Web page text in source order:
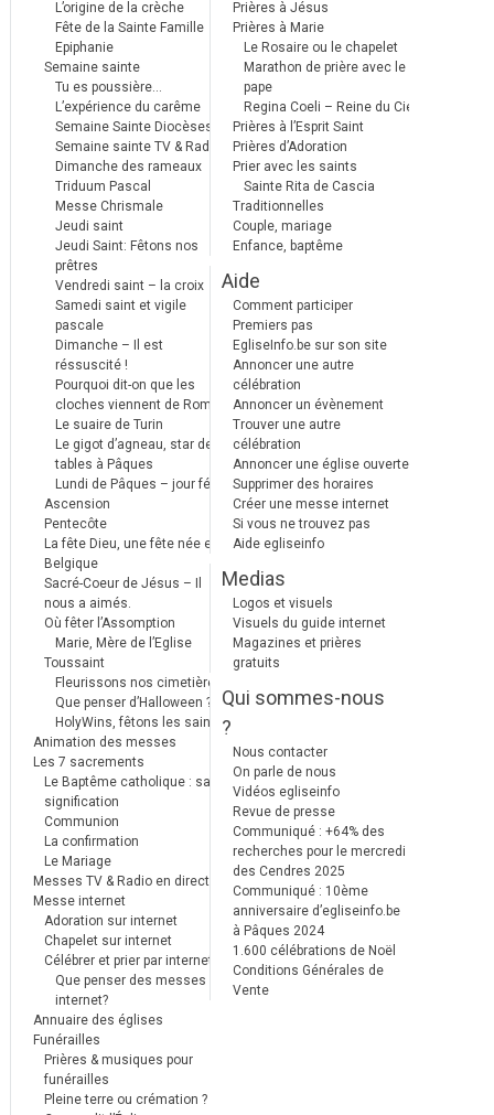
L’origine de la crèche
Fête de la Sainte Famille
Epiphanie
Semaine sainte
Tu es poussière…
L’expérience du carême
Semaine Sainte Diocèses
Semaine sainte TV & Radio
Dimanche des rameaux
Triduum Pascal
Messe Chrismale
Jeudi saint
Jeudi Saint: Fêtons nos
prêtres
Vendredi saint – la croix
Samedi saint et vigile
pascale
Dimanche – Il est
réssuscité !
Pourquoi dit-on que les
cloches viennent de Rome ?
Le suaire de Turin
Le gigot d’agneau, star des
tables à Pâques
Lundi de Pâques – jour férié
Ascension
Pentecôte
La fête Dieu, une fête née en
Belgique
Sacré-Coeur de Jésus – Il
nous a aimés.
Où fêter l’Assomption
Marie, Mère de l’Eglise
Toussaint
Fleurissons nos cimetières
Que penser d’Halloween ?
HolyWins, fêtons les saints !
Animation des messes
Les 7 sacrements
Le Baptême catholique : sa
signification
Communion
La confirmation
Le Mariage
Messes TV & Radio en direct
Messe internet
Adoration sur internet
Chapelet sur internet
Célébrer et prier par internet
Que penser des messes
internet?
Annuaire des églises
Funérailles
Prières & musiques pour
funérailles
Pleine terre ou crémation ?
Prières à Jésus
Prières à Marie
Le Rosaire ou le chapelet
Marathon de prière avec le
pape
Regina Coeli – Reine du Ciel
Prières à l’Esprit Saint
Prières d’Adoration
Prier avec les saints
Sainte Rita de Cascia
Traditionnelles
Couple, mariage
Enfance, baptême
Aide
Comment participer
Premiers pas
EgliseInfo.be sur son site
Annoncer une autre
célébration
Annoncer un évènement
Trouver une autre
célébration
Annoncer une église ouverte
Supprimer des horaires
Créer une messe internet
Si vous ne trouvez pas
Aide egliseinfo
Medias
Logos et visuels
Visuels du guide internet
Magazines et prières
gratuits
Qui sommes-nous
?
Nous contacter
On parle de nous
Vidéos egliseinfo
Revue de presse
Communiqué : +64% des
recherches pour le mercredi
des Cendres 2025
Communiqué : 10ème
anniversaire d’egliseinfo.be
à Pâques 2024
1.600 célébrations de Noël
Conditions Générales de
Vente